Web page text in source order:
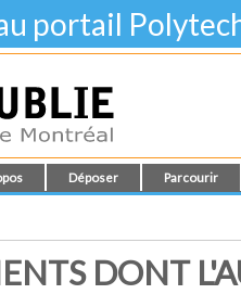
portail
Déposer Parcourir
DONT